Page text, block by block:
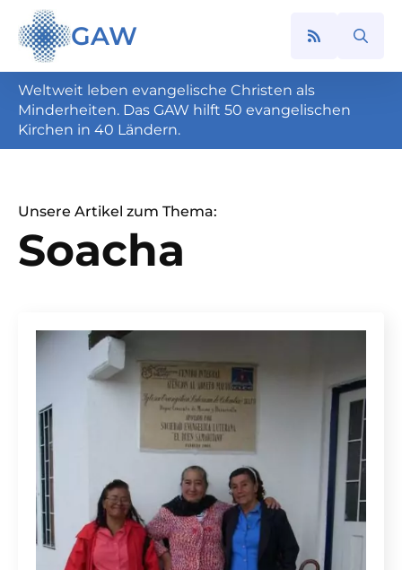
GAW
Search
Weltweit leben evangelische Christen als
Minderheiten. Das GAW hilft 50 evangelischen
Kirchen in 40 Ländern.
Unsere Artikel zum Thema:
Soacha